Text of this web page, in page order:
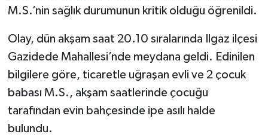
M.S.’nin sağlık durumunun kritik olduğu öğrenildi.
Olay, dün akşam saat 20.10 sıralarında Ilgaz ilçesi
Gazidede Mahallesi’nde meydana geldi. Edinilen
bilgilere göre, ticaretle uğraşan evli ve 2 çocuk
babası M.S., akşam saatlerinde çocuğu
tarafından evin bahçesinde ipe asılı halde
bulundu.
BÖLGE
TÜRKİYE
DÜNYA